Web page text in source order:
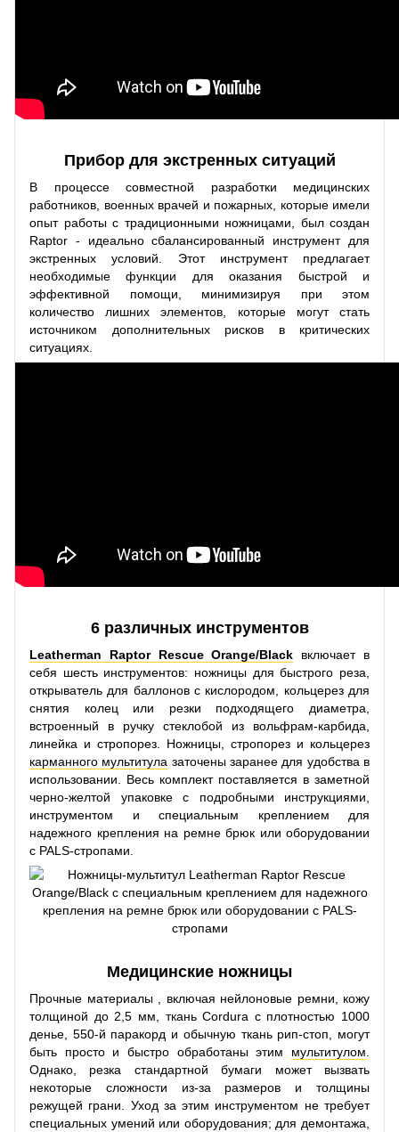
Прибор для экстренных ситуаций
В процессе совместной разработки медицинских
работников, военных врачей и пожарных, которые имели
опыт работы с традиционными ножницами, был создан
Raptor - идеально сбалансированный инструмент для
экстренных условий. Этот инструмент предлагает
необходимые функции для оказания быстрой и
эффективной помощи, минимизируя при этом
количество лишних элементов, которые могут стать
источником дополнительных рисков в критических
ситуациях.
6 различных инструментов
Leatherman Raptor Rescue Orange/Black включает в
себя шесть инструментов: ножницы для быстрого реза,
открыватель для баллонов с кислородом, кольцерез для
снятия колец или резки подходящего диаметра,
встроенный в ручку стеклобой из вольфрам-карбида,
линейка и стропорез. Ножницы, стропорез и кольцерез
карманного мультитула заточены заранее для удобства в
использовании. Весь комплект поставляется в заметной
черно-желтой упаковке с подробными инструкциями,
инструментом и специальным креплением для
надежного крепления на ремне брюк или оборудовании
с PALS-стропами.
Медицинские ножницы
Прочные материалы , включая нейлоновые ремни, кожу
толщиной до 2,5 мм, ткань Cordura с плотностью 1000
денье, 550-й паракорд и обычную ткань рип-стоп, могут
быть просто и быстро обработаны этим мультитулом
Однако, резка стандартной бумаги может вызвать
некоторые сложности из-за размеров и толщины
режущей грани. Уход за этим инструментом не требует
специальных умений или оборудования; для демонтажа,